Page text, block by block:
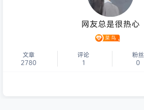
网友总是很热心
文章
2780
评论
1
粉丝
0